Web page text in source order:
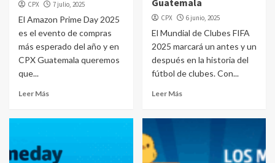
CPX 7 julio, 2025
El Amazon Prime Day 2025
es el evento de compras
más esperado del año y en
CPX Guatemala queremos
que...
Leer Más
Guatemala
CPX 6 junio, 2025
El Mundial de Clubes FIFA
2025 marcará un antes y un
después en la historia del
fútbol de clubes. Con...
Leer Más